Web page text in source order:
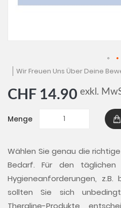
Wir Freuen Uns Über Deine
CHF 14.90 exkl.
Menge
Wählen Sie genau die
Bedarf. Für den
Hygieneanforderungen, z.B.
sollten Sie sich
Theraline-Produkte
Zum
Anfang
der
Bildgalerie